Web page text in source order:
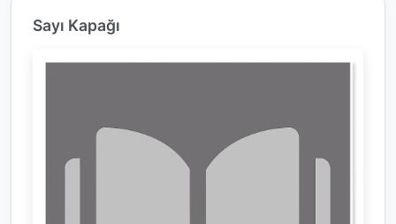
Sayı Kapağı